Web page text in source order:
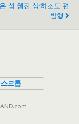
섬 웹진 상·하조도 편
발행
크톱